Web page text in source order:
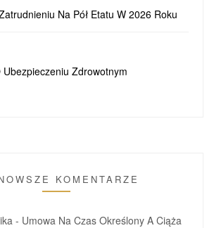
Na Pół Etatu W 2026 Roku
Zdrowotnym
KOMENTARZE
- Umowa Na Czas Określony A Ciąża